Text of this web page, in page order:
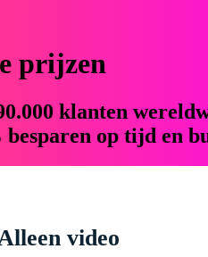
prijzen
klanten
op tijd en
video